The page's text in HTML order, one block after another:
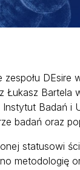
zespołu
Łukasz
Badań i
badań oraz
statusowi
metodologię